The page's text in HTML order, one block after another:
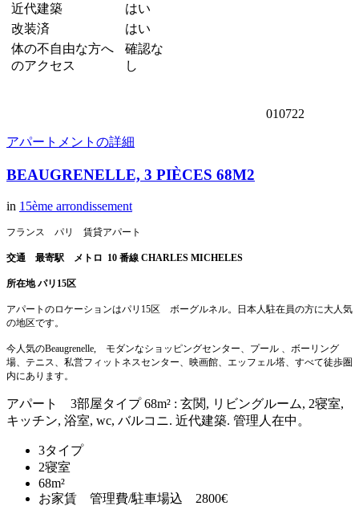
近代建築
はい
改装済
はい
体の不自由な方へ
のアクセス
確認な
し
010722
アパートメントの詳細
BEAUGRENELLE, 3 PIÈCES 68M2
in 15ème arrondissement
フランス パリ 賃貸アパート
交通 最寄駅 メトロ 10 番線 CHARLES MICHELES
所在地 パリ15区
アパートのロケーションはパリ15区 ボーグルネル。日本人駐在員の方に大人気
の地区です。
今人気のBeaugrenelle, モダンなショッピングセンター、プール 、ボーリング
場、テニス、私営フィットネスセンター、映画館、エッフェル塔、すべて徒歩圏
内にあります。
アパート 3部屋タイプ 68m² : 玄関, リビングルーム, 2寝室,
キッチン, 浴室, wc, バルコニ. 近代建築. 管理人在中。
3タイプ
2寝室
68m²
お家賃 管理費/駐車場込 2800€